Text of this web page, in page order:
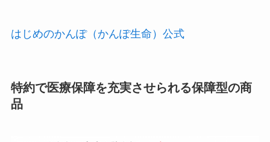
はじめのかんぽ（かんぽ生命）公式
特約で医療保障を充実させられる保障型の商
品